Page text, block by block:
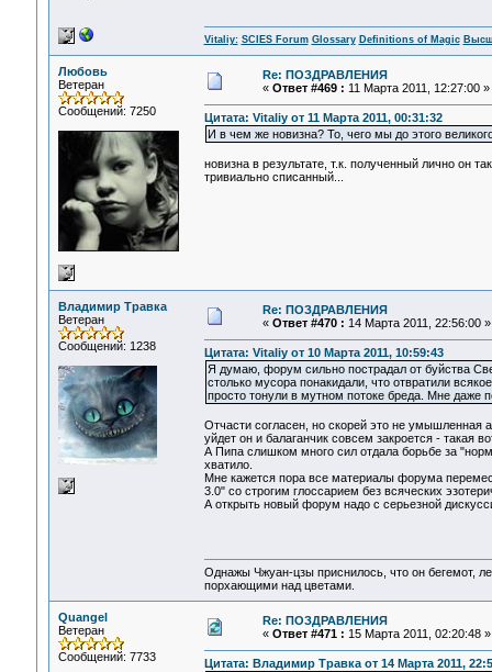
Vitaliy: SCIES Forum Glossary Definitions of Magic
Любовь
Ветеран
Сообщений: 7250
Re: ПОЗДРАВЛЕНИЯ
« Ответ #469 : 11 Марта 2011, 12:27:00 »
Цитата: Vitaliy от 11 Марта 2011, 00:31:32
И в чем же новизна? То, чего мы до этого
новизна в результате, т.к. полученный лично он
тривиально списанный...
Владимир Травка
Ветеран
Сообщений: 1238
Re: ПОЗДРАВЛЕНИЯ
« Ответ #470 : 14 Марта 2011, 22:56:00 »
Цитата: Vitaliy от 10 Марта 2011, 10:59:43
Я думаю, форум сильно пострадал от буйства
столько мусора понакидали, что отвратили
просто тонули в мутном потоке бреда. Мне даже
Отчасти согласен, но скорей это не умышленная
уйдет он и балаганчик совсем закроется - такая
А Пипа слишком много сил отдала борьбе за
хватило.
Мне кажется пора все материалы форума
3.0" со строгим глоссарием без всяческих
А открыть новый форум надо с серьезной
Однажы Чжуан-цзы приснилось, что он бегемот,
порхающими над цветами.
Quangel
Ветеран
Сообщений: 7733
Re: ПОЗДРАВЛЕНИЯ
« Ответ #471 : 15 Марта 2011, 02:20:48 »
Цитата: Владимир Травка от 14 Марта 2011,